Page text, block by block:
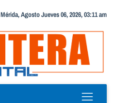
Mérida, Agosto Jueves 06, 2026, 03:11 am